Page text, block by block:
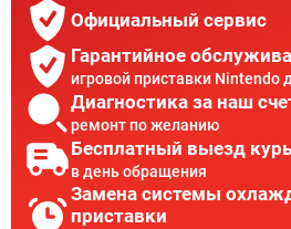
Официальный сервис
Гарантийное
игровой приставки Nintendo
Диагностика за наш
ремонт по желанию
Бесплатный выезд
в день обращения
Замена системы
приставки